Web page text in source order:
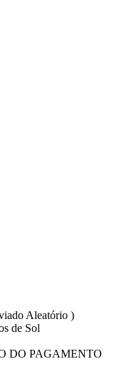
Aleatório )
de Sol
DO PAGAMENTO